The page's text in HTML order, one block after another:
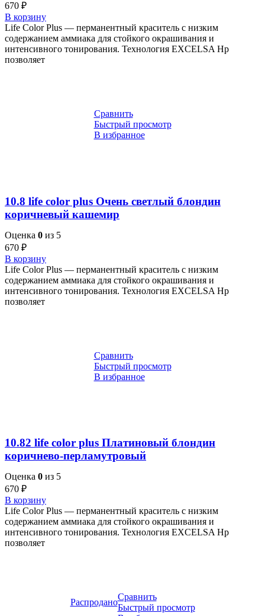
670 ₽
В корзину
Life Color Plus — перманентный краситель с низким
содержанием аммиака для стойкого окрашивания и
интенсивного тонирования. Технология EXCELSA Hp
позволяет
Сравнить
Быстрый просмотр
В избранное
10.8 life color plus Очень светлый блондин
коричневый кашемир
Оценка 0 из 5
670 ₽
В корзину
Life Color Plus — перманентный краситель с низким
содержанием аммиака для стойкого окрашивания и
интенсивного тонирования. Технология EXCELSA Hp
позволяет
Сравнить
Быстрый просмотр
В избранное
10.82 life color plus Платиновый блондин
коричнево-перламутровый
Оценка 0 из 5
670 ₽
В корзину
Life Color Plus — перманентный краситель с низким
содержанием аммиака для стойкого окрашивания и
интенсивного тонирования. Технология EXCELSA Hp
позволяет
Распродано
Сравнить
Быстрый просмотр